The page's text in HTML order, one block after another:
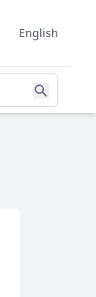
English